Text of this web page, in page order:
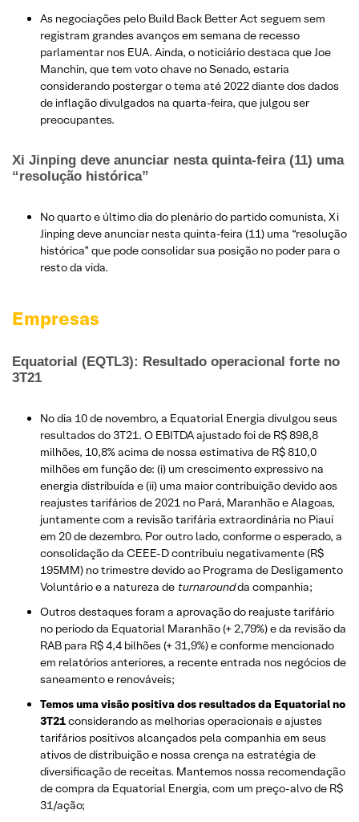
As negociações pelo Build Back Better Act seguem sem
registram grandes avanços em semana de recesso
parlamentar nos EUA. Ainda, o noticiário destaca que Joe
Manchin, que tem voto chave no Senado, estaria
considerando postergar o tema até 2022 diante dos dados
de inflação divulgados na quarta-feira, que julgou ser
preocupantes.
Xi Jinping deve anunciar nesta quinta-feira (11) uma
“resolução histórica”
No quarto e último dia do plenário do partido comunista, Xi
Jinping deve anunciar nesta quinta-feira (11) uma “resolução
histórica” que pode consolidar sua posição no poder para o
resto da vida.
Empresas
Equatorial (EQTL3): Resultado operacional forte no
3T21
No dia 10 de novembro, a Equatorial Energia divulgou seus
resultados do 3T21. O EBITDA ajustado foi de R$ 898,8
milhões, 10,8% acima de nossa estimativa de R$ 810,0
milhões em função de: (i) um crescimento expressivo na
energia distribuída e (ii) uma maior contribuição devido aos
reajustes tarifários de 2021 no Pará, Maranhão e Alagoas,
juntamente com a revisão tarifária extraordinária no Piauí
em 20 de dezembro. Por outro lado, conforme o esperado, a
consolidação da CEEE-D contribuiu negativamente (R$
195MM) no trimestre devido ao Programa de Desligamento
Voluntário e a natureza de turnaroundda companhia;
Outros destaques foram a aprovação do reajuste tarifário
no período da Equatorial Maranhão (+ 2,79%) e da revisão da
RAB para R$ 4,4 bilhões (+ 31,9%) e conforme mencionado
em relatórios anteriores, a recente entrada nos negócios de
saneamento e renováveis;
Temos uma visão positiva dos resultados da Equatorial no
3T21considerando as melhorias operacionais e ajustes
tarifários positivos alcançados pela companhia em seus
ativos de distribuição e nossa crença na estratégia de
diversificação de receitas. Mantemos nossa recomendação
de compra da Equatorial Energia, com um preço-alvo de R$
31/ação;